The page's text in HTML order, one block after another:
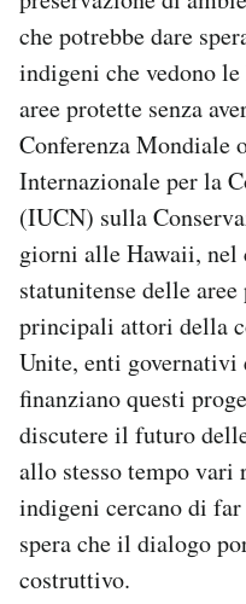
che potrebbe dare
indigeni che vedono
aree protette senza
Conferenza Mondiale
Internazionale per la
(IUCN) sulla
giorni alle Hawaii, nel
statunitense delle
principali attori della
Unite, enti governativi
finanziano questi
discutere il futuro
allo stesso tempo vari
indigeni cercano di
spera che il dialogo
costruttivo.